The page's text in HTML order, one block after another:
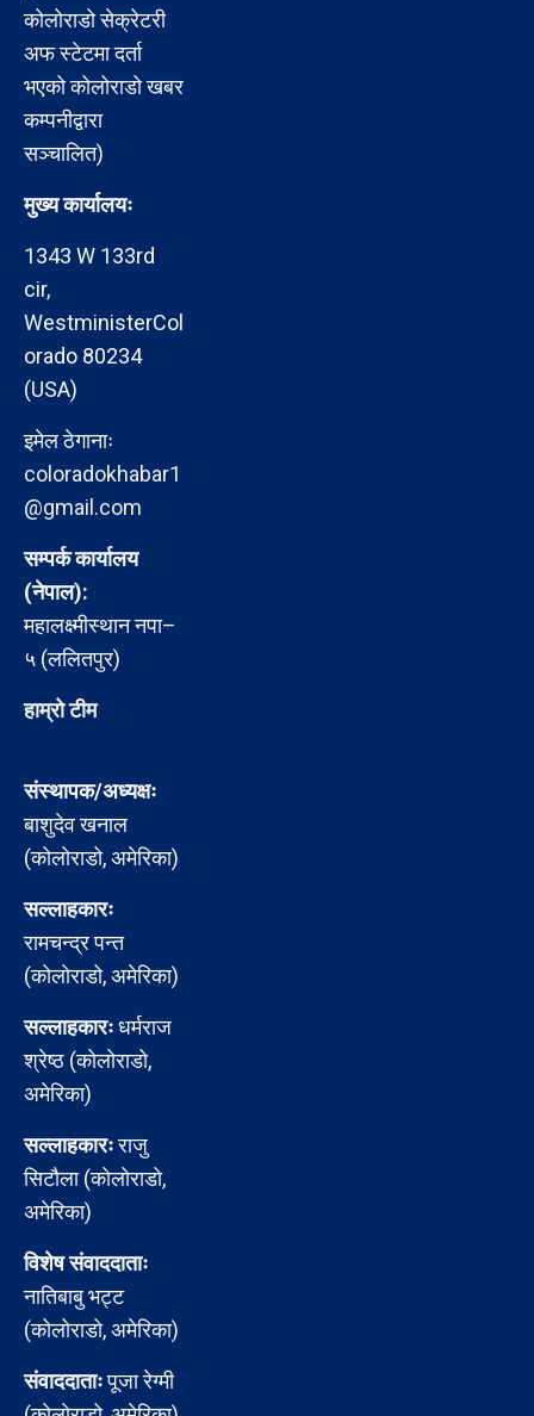
कोलोराडो सेक्रेटरी
अफ स्टेटमा दर्ता
भएको कोलोराडो खबर
कम्पनीद्वारा
सञ्चालित)
मुख्य कार्यालयः
1343 W 133rd
cir,
WestministerCol
orado 80234
(USA)
इमेल ठेगानाः
coloradokhabar1
@gmail.com
सम्पर्क कार्यालय
(नेपाल):
महालक्ष्मीस्थान नपा–
५ (ललितपुर)
हाम्रो टीम
संस्थापक/अध्यक्षः
बाशुदेव खनाल
(कोलोराडो, अमेरिका)
सल्लाहकारः
रामचन्द्र पन्त
(कोलोराडो, अमेरिका)
सल्लाहकारःधर्मराज
श्रेष्ठ (कोलोराडो,
अमेरिका)
सल्लाहकारःराजु
सिटौला (कोलोराडो,
अमेरिका)
विशेष संवाददाताः
नातिबाबु भट्ट
(कोलोराडो, अमेरिका)
संवाददाताःपूजा रेग्मी